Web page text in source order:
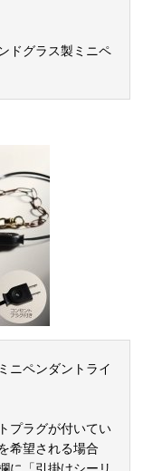
ドグラス製ミニペ
ニペンダントライ
プラグが付いてい
希望される場合